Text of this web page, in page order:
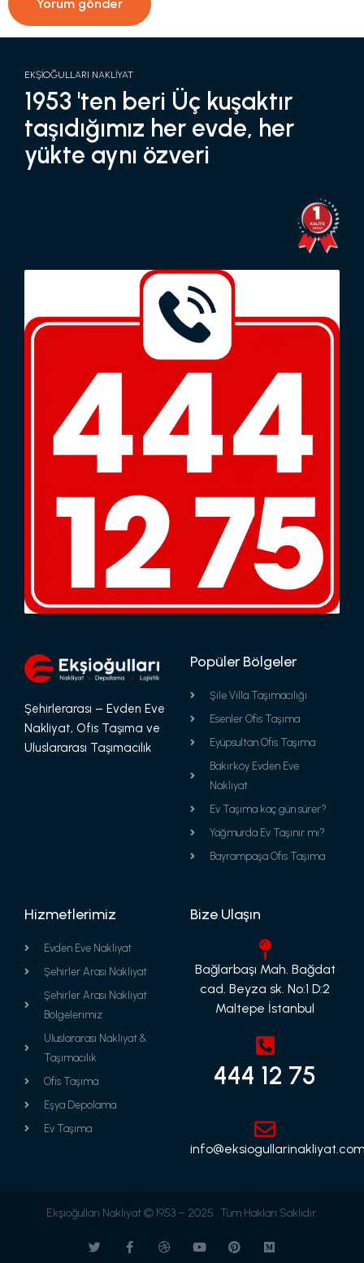
EKŞİOĞULLARI NAKLİYAT
1953 'ten beri Üç kuşaktır
taşıdığımız her evde, her
yükte aynı özveri
Şehirlerarası – Evden Eve
Nakliyat, Ofis Taşıma ve
Uluslararası Taşımacılık
Popüler Bölgeler
Şile Villa Taşımacılığı
Esenler Ofis Taşıma
Eyüpsultan Ofis Taşıma
Bakırköy Evden Eve
Nakliyat
Ev Taşıma kaç gün sürer?
Yağmurda Ev Taşınır mı?
Bayrampaşa Ofis Taşıma
Hizmetlerimiz
Evden Eve Nakliyat
Şehirler Arası Nakliyat
Şehirler Arası Nakliyat
Bölgelerimiz
Uluslararası Nakliyat &
Taşımacılık
Ofis Taşıma
Eşya Depolama
Ev Taşıma
Bize Ulaşın
Bağlarbaşı Mah. Bağdat
cad. Beyza sk. No:1 D:2
Maltepe İstanbul
444 12 75
Ekşioğulları Nakliyat © 1953 – 2025 . Tüm Hakları Saklıdır.